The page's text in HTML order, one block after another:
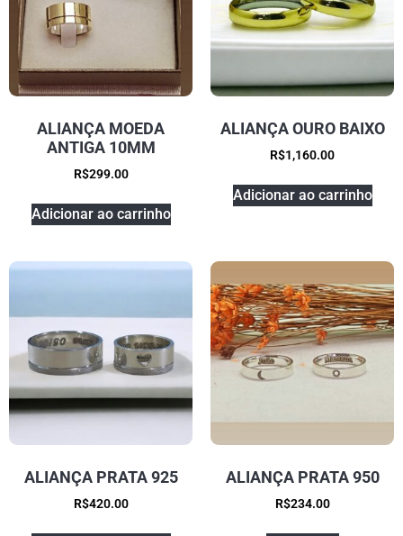
ALIANÇA MOEDA
ANTIGA 10MM
R$299.00
Adicionar ao carrinho
ALIANÇA OURO BAIXO
R$1,160.00
Adicionar ao carrinho
ALIANÇA PRATA 925
R$420.00
ALIANÇA PRATA 950
R$234.00